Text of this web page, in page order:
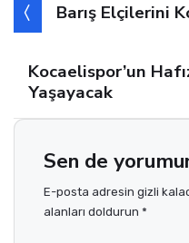
Barış Elçilerini
Kocaelispor’un
Yaşayacak
Sen de
E-posta adresin gizli
alanları doldurun *